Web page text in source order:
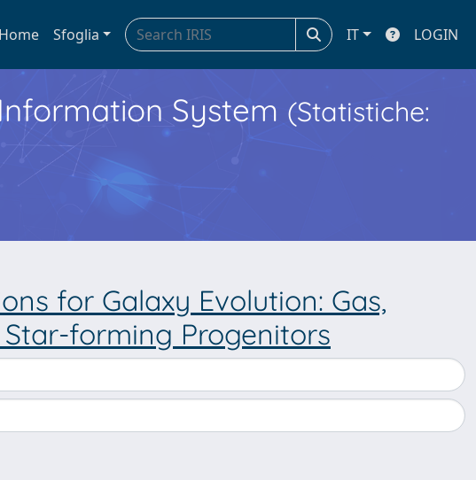
Home Sfoglia IT LOGIN
System (Statistiche:
for Galaxy Evolution: Gas,
Star-forming Progenitors